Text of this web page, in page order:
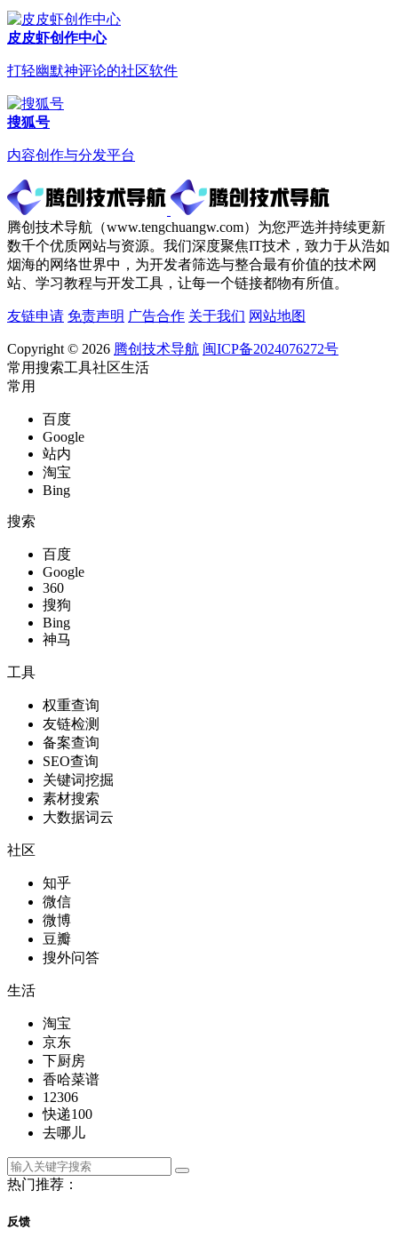
皮皮虾创作中心
打轻幽默神评论的社区软件
搜狐号
内容创作与分发平台
腾创技术导航（www.tengchuangw.com）为您严选并持续更新
数千个优质网站与资源。我们深度聚焦IT技术，致力于从浩如
烟海的网络世界中，为开发者筛选与整合最有价值的技术网
站、学习教程与开发工具，让每一个链接都物有所值。
友链申请 免责声明 广告合作 关于我们 网站地图
Copyright © 2026 腾创技术导航 闽ICP备2024076272号
常用搜索工具社区生活
常用
百度
Google
站内
淘宝
Bing
搜索
百度
Google
360
搜狗
Bing
神马
工具
权重查询
友链检测
备案查询
SEO查询
关键词挖掘
素材搜索
大数据词云
社区
知乎
微信
微博
豆瓣
搜外问答
生活
淘宝
京东
下厨房
香哈菜谱
12306
快递100
去哪儿
热门推荐：
反馈